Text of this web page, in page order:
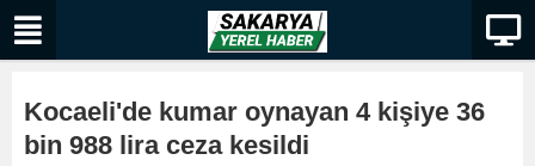
Kocaeli'de kumar oynayan 4 kişiye 36
bin 988 lira ceza kesildi